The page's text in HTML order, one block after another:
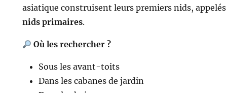
asiatique construisent leurs premiers nids, appelés
nids primaires.
Où les rechercher ?
Sous les avant-toits
Dans les cabanes de jardin